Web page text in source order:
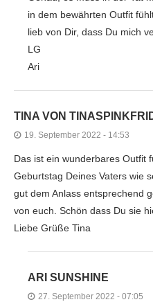
in dem bewährten Outfit
lieb von Dir, dass Du mich
LG
Ari
TINA VON
19. September 2022 - 14:53
Das ist ein wunderbares Outfit
Geburtstag Deines Vaters wie
gut dem Anlass entsprechend
von euch. Schön dass Du sie
Liebe Grüße Tina
ARI SUNSHINE
27. September 2022 - 07:05